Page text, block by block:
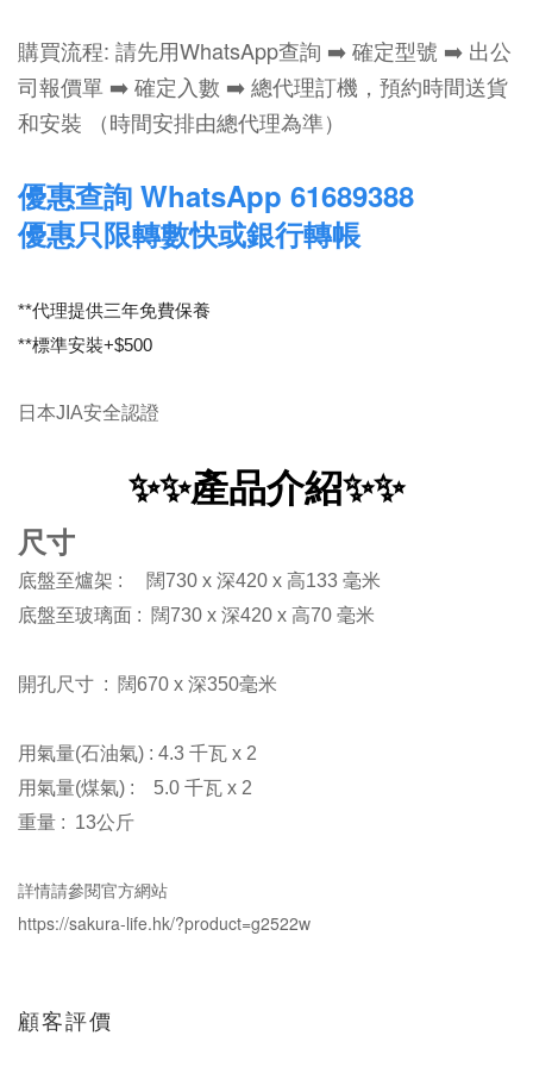
購買流程: 請先用WhatsApp查詢 ➡️ 確定型號 ➡️ 出公
司報價單 ➡️ 確定入數 ➡️ 總代理訂機，預約時間送貨
和安裝 （時間安排由總代理為準）
優惠查詢 WhatsApp 61689388
優惠只限轉數快或銀行轉帳
**代理提供三年免費保養
**標準安裝+$500
日本JIA安全認證
✨✨產品介紹✨✨
尺寸
底盤至爐架 : 闊730 x 深420 x 高133 毫米
底盤至玻璃面 : 闊730 x 深420 x 高70 毫米
開孔尺寸 : 闊670 x 深350毫米
用氣量(石油氣) : 4.3 千瓦 x 2
用氣量(煤氣) : 5.0 千瓦 x 2
重量 : 13公斤
詳情請參閱官方網站
https://sakura-life.hk/?product=g2522w
顧客評價